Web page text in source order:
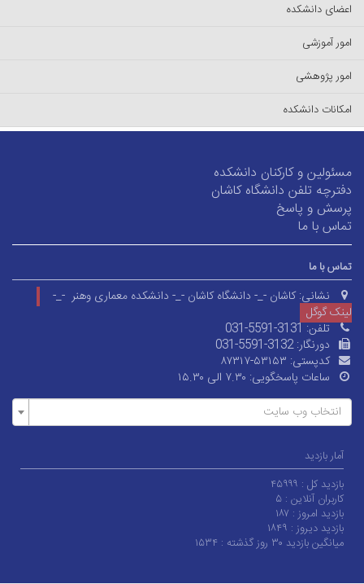
اعضای دانشکده
امور آموزشی
امور پژوهشی
امکانات دانشکده
مسئولین و کارکنان دانشکده
دفترچه تلفن دانشگاه کاشان
پرسش و پاسخ
تماس با ما
تماس با ما
نشانی: کاشان -_- دانشگاه کاشان -_- دانشکده معماری وهنر -_-
لینک گوگل
تلفن:031-5591-3131
دورنگار:031-5591-3132
کدپستی: ۸۷۳۱۷-۵۳۱۵۳
ساعات پاسخگویی: ۷.۳۰ الی ۱۵.۳۰
انتخاب وب سایت
آمار بازدید
بازدید کل : ۴۵۹۹۹
کاربران آنلاین : ۵
بازدید امروز : ۱۸۷
بازدید دیروز : ۱۸۴۹
میانگین بازدید ۳۰ روز گذشته :
۱۵۳۴